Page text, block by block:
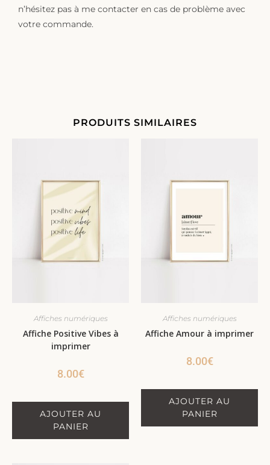
n’hésitez pas à me contacter en cas de problème avec
votre commande.
PRODUITS SIMILAIRES
Affiches numériques
Affiche Positive Vibes à
imprimer
8.00€
AJOUTER AU
PANIER
Affiches numériques
Affiche Amour à imprimer
8.00€
AJOUTER AU
PANIER